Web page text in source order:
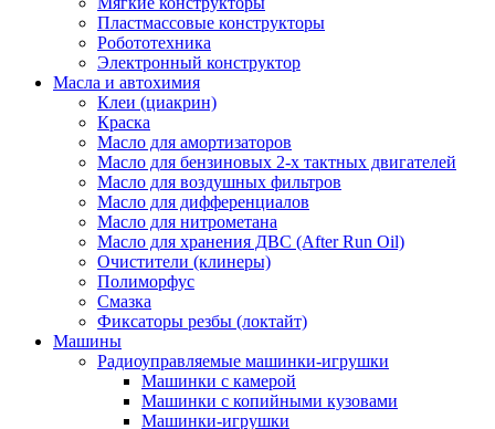
Пластмассовые конструкторы
Робототехника
Электронный конструктор
Масла и автохимия
Клеи (циакрин)
Краска
Масло для амортизаторов
Масло для бензиновых 2-х тактных двигателей
Масло для воздушных фильтров
Масло для дифференциалов
Масло для нитрометана
Масло для хранения ДВС (After Run Oil)
Очистители (клинеры)
Полиморфус
Смазка
Фиксаторы резбы (локтайт)
Машины
Радиоуправляемые машинки-игрушки
Машинки с камерой
Машинки с копийными кузовами
Машинки-игрушки